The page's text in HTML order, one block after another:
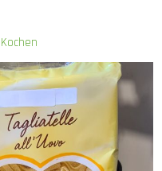
Kochen